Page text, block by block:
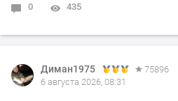
0 435
Диман1975
75896
6 августа 2026, 08:31